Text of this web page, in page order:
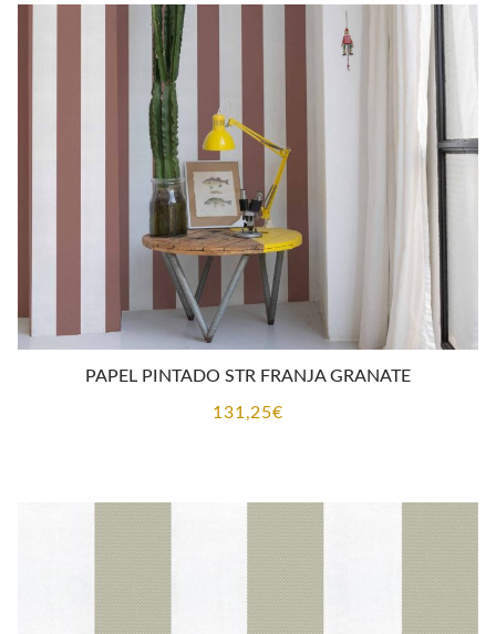
PAPEL PINTADO STR FRANJA GRANATE
131,25€